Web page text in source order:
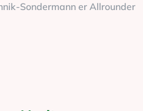
Sondermann er Allrounder